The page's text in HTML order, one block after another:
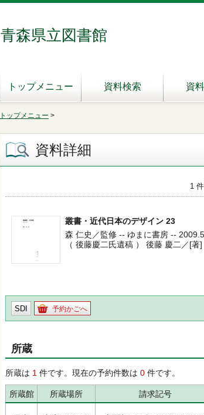
青森県立図書館
トップメニュー 資料検索 資
トップメニュー >
資料詳細
1
叢書・近代日本のデザイン 23
森 仁史／監修 -- ゆまに書房 --
（ 後藤慶二氏遺稿 ） 後藤 慶二／[著]
SDI 予約かごへ
所蔵
所蔵は 1 件です。現在の予約件数は 0 件です。
所蔵館 所蔵場所 請求記号